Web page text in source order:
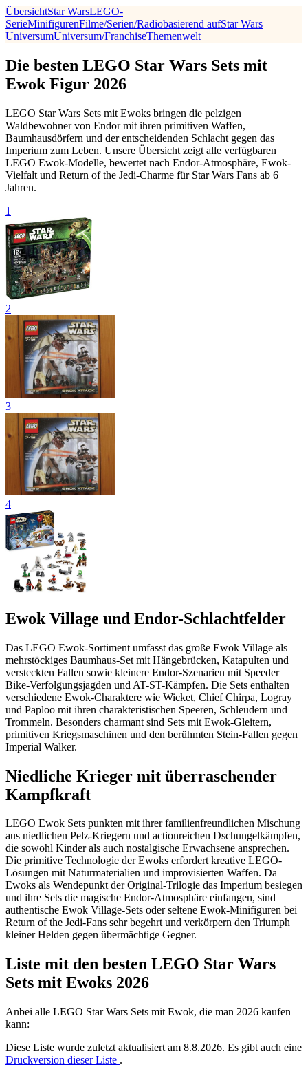
ÜbersichtStar WarsLEGO-
SerieMinifigurenFilme/Serien/Radiobasierend aufStar Wars
UniversumUniversum/FranchiseThemenwelt
Die besten LEGO Star Wars Sets mit
Ewok Figur 2026
LEGO Star Wars Sets mit Ewoks bringen die pelzigen
Waldbewohner von Endor mit ihren primitiven Waffen,
Baumhausdörfern und der entscheidenden Schlacht gegen das
Imperium zum Leben. Unsere Übersicht zeigt alle verfügbaren
LEGO Ewok-Modelle, bewertet nach Endor-Atmosphäre, Ewok-
Vielfalt und Return of the Jedi-Charme für Star Wars Fans ab 6
Jahren.
1
2
3
4
Ewok Village und Endor-Schlachtfelder
Das LEGO Ewok-Sortiment umfasst das große Ewok Village als
mehrstöckiges Baumhaus-Set mit Hängebrücken, Katapulten und
versteckten Fallen sowie kleinere Endor-Szenarien mit Speeder
Bike-Verfolgungsjagden und AT-ST-Kämpfen. Die Sets enthalten
verschiedene Ewok-Charaktere wie Wicket, Chief Chirpa, Logray
und Paploo mit ihren charakteristischen Speeren, Schleudern und
Trommeln. Besonders charmant sind Sets mit Ewok-Gleitern,
primitiven Kriegsmaschinen und den berühmten Stein-Fallen gegen
Imperial Walker.
Niedliche Krieger mit überraschender
Kampfkraft
LEGO Ewok Sets punkten mit ihrer familienfreundlichen Mischung
aus niedlichen Pelz-Kriegern und actionreichen Dschungelkämpfen,
die sowohl Kinder als auch nostalgische Erwachsene ansprechen.
Die primitive Technologie der Ewoks erfordert kreative LEGO-
Lösungen mit Naturmaterialien und improvisierten Waffen. Da
Ewoks als Wendepunkt der Original-Trilogie das Imperium besiegen
und ihre Sets die magische Endor-Atmosphäre einfangen, sind
authentische Ewok Village-Sets oder seltene Ewok-Minifiguren bei
Return of the Jedi-Fans sehr begehrt und verkörpern den Triumph
kleiner Helden gegen übermächtige Gegner.
Liste mit den besten LEGO Star Wars
Sets mit Ewoks 2026
Anbei alle LEGO Star Wars Sets mit Ewok, die man 2026 kaufen
kann:
Diese Liste wurde zuletzt aktualisiert am 8.8.2026. Es gibt auch eine
Druckversion dieser Liste .